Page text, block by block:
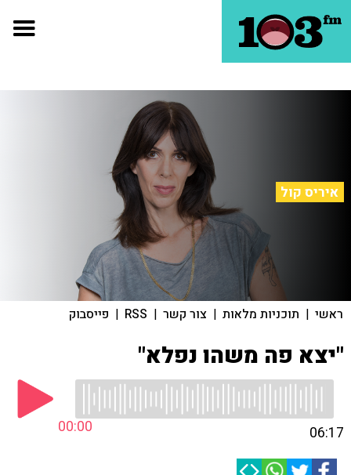
איריס קול
ראשי | תוכניות מלאות | צור קשר |
RSS
| פייסבוק
"יצא פה משהו נפלא"
00:00 06:17